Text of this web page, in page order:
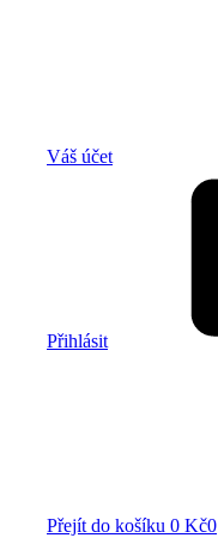
Váš účet
Přihlásit
Přejít do košíku 0 Kč0